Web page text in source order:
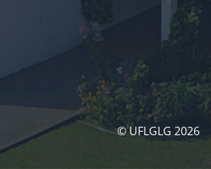
© UFLGLG 2026